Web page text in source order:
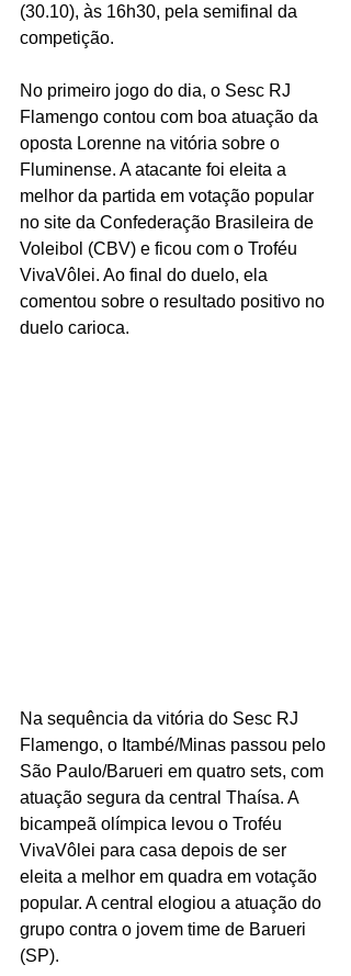
(30.10), às 16h30, pela semifinal da
competição.
No primeiro jogo do dia, o Sesc RJ
Flamengo contou com boa atuação da
oposta Lorenne na vitória sobre o
Fluminense. A atacante foi eleita a
melhor da partida em votação popular
no site da Confederação Brasileira de
Voleibol (CBV) e ficou com o Troféu
VivaVôlei. Ao final do duelo, ela
comentou sobre o resultado positivo no
duelo carioca.
Na sequência da vitória do Sesc RJ
Flamengo, o Itambé/Minas passou pelo
São Paulo/Barueri em quatro sets, com
atuação segura da central Thaísa. A
bicampeã olímpica levou o Troféu
VivaVôlei para casa depois de ser
eleita a melhor em quadra em votação
popular. A central elogiou a atuação do
grupo contra o jovem time de Barueri
(SP).